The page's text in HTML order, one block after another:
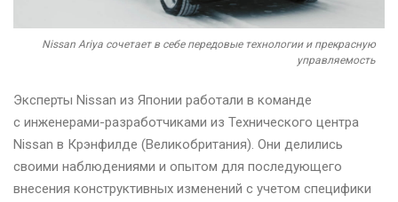
Nissan Ariya сочетает в себе передовые технологии и прекрасную
управляемость
Эксперты Nissan из Японии работали в команде
с инженерами-разработчиками из Технического центра
Nissan в Крэнфилде (Великобритания). Они делились
своими наблюдениями и опытом для последующего
внесения конструктивных изменений с учетом специфики